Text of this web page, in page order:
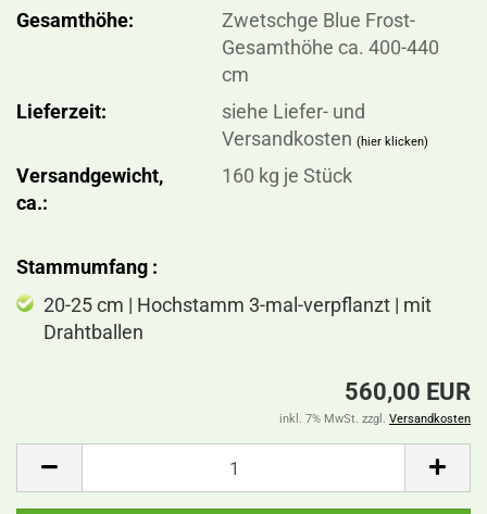
Gesamthöhe:
Zwetschge Blue Frost-
Gesamthöhe ca. 400-440
cm
Lieferzeit:
siehe Liefer- und
Versandkosten(hier klicken)
Versandgewicht,
ca.:
160 kg je Stück
Stammumfang :
20-25 cm | Hochstamm 3-mal-verpflanzt | mit
Drahtballen
560,00 EUR
inkl. 7% MwSt. zzgl. Versandkosten